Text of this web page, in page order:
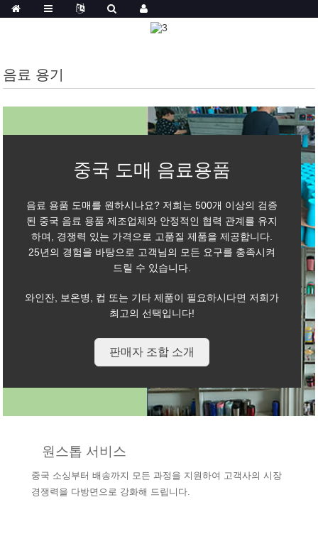
음료 용기
중국 도매 음료용품
음료 용품 도매를 원하시나요? 저희는 500개 이상의 검증
된 중국 음료 용품 제조업체와 안정적인 협력 관계를 유지
하며, 경쟁력 있는 가격으로 고품질 제품을 제공합니다.
25년의 경험을 바탕으로 고객님의 모든 요구를 충족시켜
드릴 수 있습니다.
와인잔, 보온병, 컵 또는 기타 제품이 필요하시다면 저희가
최고의 선택입니다!
판매자 조합 소개
원스톱 서비스
중국 소싱부터 배송까지 모든 과정을 지원하여 고객사의 시장
경쟁력을 다방면으로 강화해 드립니다.